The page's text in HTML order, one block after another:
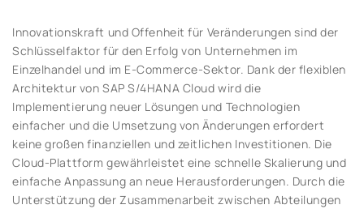
Innovationskraft und Offenheit für Veränderungen sind der
Schlüsselfaktor für den Erfolg von Unternehmen im
Einzelhandel und im E-Commerce-Sektor. Dank der flexiblen
Architektur von SAP S/4HANA Cloud wird die
Implementierung neuer Lösungen und Technologien
einfacher und die Umsetzung von Änderungen erfordert
keine großen finanziellen und zeitlichen Investitionen. Die
Cloud-Plattform gewährleistet eine schnelle Skalierung und
einfache Anpassung an neue Herausforderungen. Durch die
Unterstützung der Zusammenarbeit zwischen Abteilungen